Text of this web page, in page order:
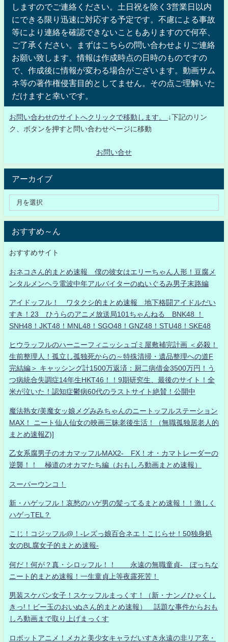
しますのでご連絡ください。土日祝を除く3営業日以内
にできる限り迅速に対応する予定です。不慮による事故
等により連絡を確認できないこともありますので何卒、
ご了承ください。まずはこちらの問い合わせよりご連絡
お願い致します。情報は作成時点の日時のものですの
で、作成後に情報が変わる場合がございます。動画サム
ネ等の著作権侵害目的としてません。その点ご理解いた
だけますと幸いです。
お問い合わせのサイトへクリックで移動します。
↓下記のリン
ク、ボタンを押すと問い合わせページに移動
お問い合せ
アーカイブ
おすすめ～ん
おすすめサイト
おネコさん的まとめ速報 僕の彼女はエリーちゃん人形！豆腐メ
ンタルメンヘラ電波中年アルバイターのぬいぐるみ男子末路編
アイドッフル！ ワタクシ的まとめ速報 地下格闘アイドルだい
すき！23 ひうらのアニメ放送局101ちゃんねる BNK48 ！
SNH48！JKT48！MNL48！SGO48！GNZ48！STU48！SKE48
ヒウラッフルのハーニーフィニッシュゴミ屋敷補完計画 ＜必殺！
生前整理人！孤立し孤独死からの～特殊清掃・遺品整理への道F
完結編＞ キャッシング計1500万返済：厨二病借金3500万円！う
つ病統合失調症14年生HKT46！！9期研究生、最後のサイト！全
米が泣いた！認知症鬱病60代のラストサイト絶賛！公開中
魔法熟女/美魔女ッ娘メグみみちゃんのニートッフルステーション
MAX！ ニート仙人仙女の映画三昧老後生活！（無職孤独居老人的
まとめ速報Z)]
乙女系腐男子のオカマッフルMAX2- FX！オ・カマトレーダーの
逆襲！！ 極道のオカマたち編（おもしろ動画まとめ速報）
スーパーウンコ！
新・ハゲッフル！哀愁のハゲ男の髪ってるまとめ速報！！激しく
ハゲっTEL？
こじ！コジッフル@！-レズっ娘百合ネエ！こじらせ！50独身処
女のBL腐女子的まとめ速報-
何だ！何が？真・シロッフル！！ 永遠の無職童貞- ぼっちな
ニート的まとめ速報！一生童貞上等夜露死苦！
男装スケバン女子！スケッフルまっくす！（新・ナンノひゃくし
きっ!！ビー玉のおいぬさん的まとめ速報） 話題な事件からおも
しろ動画まで取り上げまっくす
ロボットアニメ！メカと美少女キャラだいすき永遠の非リア充・